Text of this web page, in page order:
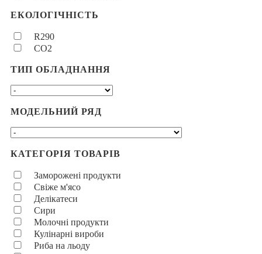
ЕКОЛОГІЧНІСТЬ
R290
CO2
ТИП ОБЛАДНАННЯ
МОДЕЛЬНИЙ РЯД
КАТЕГОРІЯ ТОВАРІВ
Заморожені продукти
Свіже м'ясо
Делікатеси
Сири
Молочні продукти
Кулінарні вироби
Риба на льоду